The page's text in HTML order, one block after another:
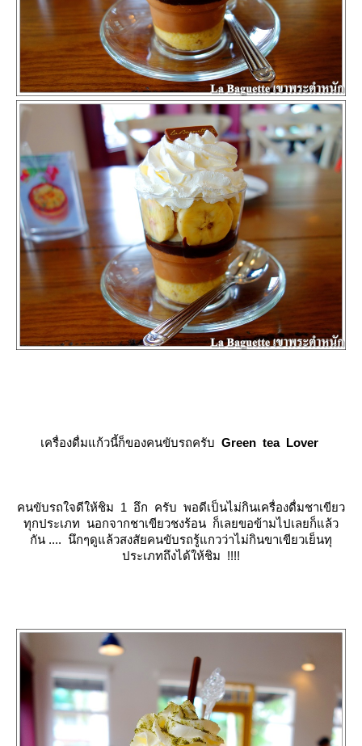
เครื่องดื่มแก้วนี้ก็ของคนขับรถครับ Green tea Lover
คนขับรถใจดีให้ชิม 1 อึก ครับ พอดีเป็นไม่กินเครื่องดื่มชาเขียว
ทุกประเภท นอกจากชาเขียวชงร้อน ก็เลยขอข้ามไปเลยก็แล้ว
กัน .... นึกๆดูแล้วสงสัยคนขับรถรู้แกวว่าไม่กินขาเขียวเย็นทุ
ประเภทถึงได้ให้ชิม !!!!